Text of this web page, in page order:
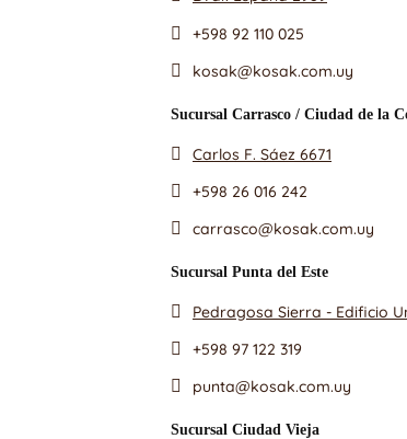
+598 92 110 025
kosak@kosak.com.uy
Sucursal Carrasco / Ciudad de la
Carlos F. Sáez 6671
+598 26 016 242
carrasco@kosak.com.uy
Sucursal Punta del Este
Pedragosa Sierra - Edificio
+598 97 122 319
punta@kosak.com.uy
Sucursal Ciudad Vieja